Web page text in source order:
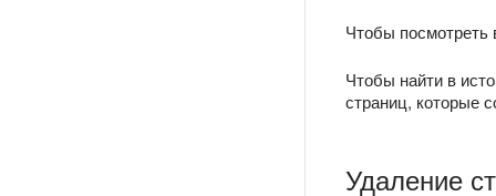
Чтобы
Чтобы найти в
страниц, которые
Удаление